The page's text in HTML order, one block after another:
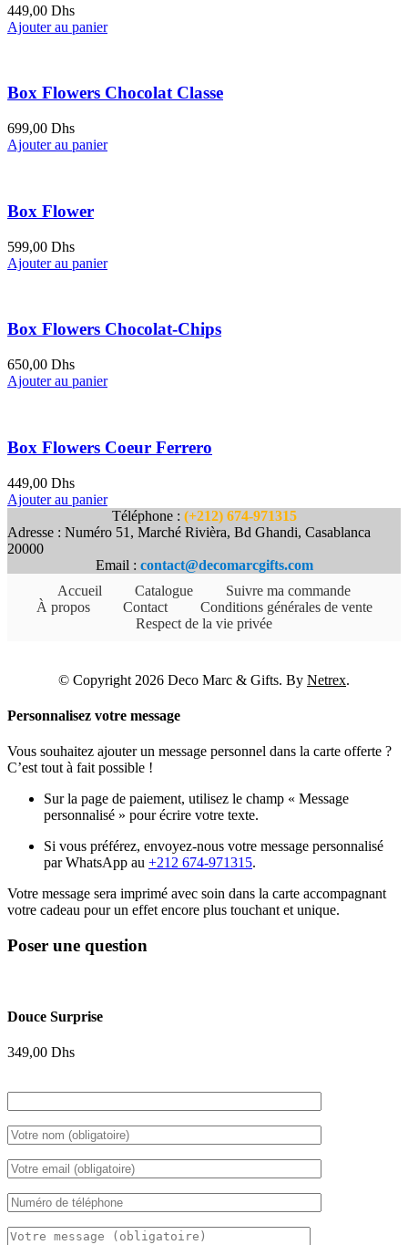
449,00 Dhs
Ajouter au panier
Box Flowers Chocolat Classe
699,00 Dhs
Ajouter au panier
Box Flower
599,00 Dhs
Ajouter au panier
Box Flowers Chocolat-Chips
650,00 Dhs
Ajouter au panier
Box Flowers Coeur Ferrero
449,00 Dhs
Ajouter au panier
Téléphone : (+212) 674-971315
Adresse : Numéro 51, Marché Rivièra, Bd Ghandi, Casablanca
20000
Email : contact@decomarcgifts.com
Accueil
Catalogue
Suivre ma commande
À propos
Contact
Conditions générales de vente
Respect de la vie privée
© Copyright 2026 Deco Marc & Gifts. By Netrex.
Personnalisez votre message
Vous souhaitez ajouter un message personnel dans la carte offerte ?
C’est tout à fait possible !
Sur la page de paiement, utilisez le champ « Message
personnalisé » pour écrire votre texte.
Si vous préférez, envoyez-nous votre message personnalisé
par WhatsApp au +212 674-971315.
Votre message sera imprimé avec soin dans la carte accompagnant
votre cadeau pour un effet encore plus touchant et unique.
Poser une question
Douce Surprise
349,00 Dhs